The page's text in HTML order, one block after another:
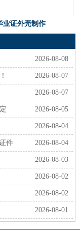
业证外壳制作
2026-08-08
2026-08-07
2026-08-07
2026-08-05
2026-08-04
2026-08-04
件
2026-08-03
2026-08-02
2026-08-02
2026-08-01